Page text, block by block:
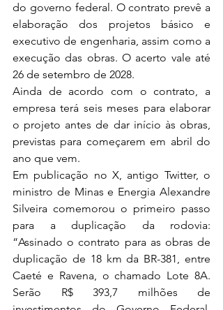
do governo federal . O contrato prevê a
elaboração dos projetos básico e
executivo de engenharia, assim como a
execução das obras. O acerto vale até
26 de setembro de 2028.
Ainda de acordo com o contrato, a
empresa terá seis meses para elaborar
o projeto antes de dar início às obras,
previstas para começarem em abril do
ano que vem.
Em publicação no X, antigo Twitter, o
ministro de Minas e Energia Alexandre
Silveira comemorou o primeiro passo
para a duplicação da rodovia:
“Assinado o contrato para as obras de
duplicação de 18 km da BR-381, entre
Caeté e Ravena, o chamado Lote 8A.
Serão R$ 393,7 milhões de